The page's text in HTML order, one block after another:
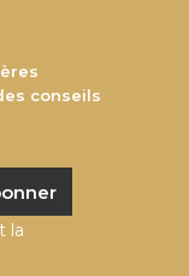
conseils
la